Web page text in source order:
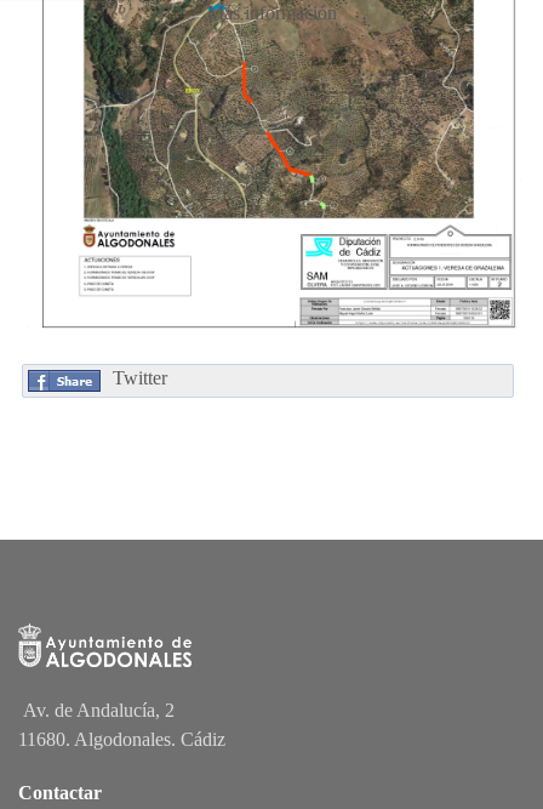
Twitter
Av. de Andalucía, 2
11680. Algodonales. Cádiz
Contactar
Más información